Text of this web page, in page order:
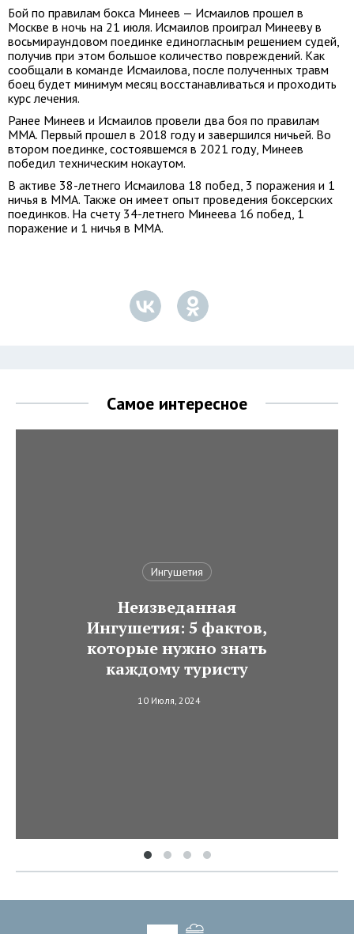
Бой по правилам бокса Минеев — Исмаилов прошел в
Москве в ночь на 21 июля. Исмаилов проиграл Минееву в
восьмираундовом поединке единогласным решением судей,
получив при этом большое количество повреждений. Как
сообщали в команде Исмаилова, после полученных травм
боец будет минимум месяц восстанавливаться и проходить
курс лечения.
Ранее Минеев и Исмаилов провели два боя по правилам
ММА. Первый прошел в 2018 году и завершился ничьей. Во
втором поединке, состоявшемся в 2021 году, Минеев
победил техническим нокаутом.
В активе 38-летнего Исмаилова 18 побед, 3 поражения и 1
ничья в ММА. Также он имеет опыт проведения боксерских
поединков. На счету 34-летнего Минеева 16 побед, 1
поражение и 1 ничья в ММА.
Самое интересное
Ингушетия
Неизведанная
Ингушетия: 5 фактов,
которые нужно знать
каждому туристу
10 Июля, 2024